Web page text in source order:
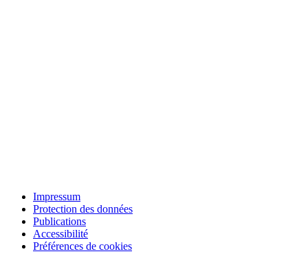
Impressum
Protection des données
Publications
Accessibilité
Préférences de cookies